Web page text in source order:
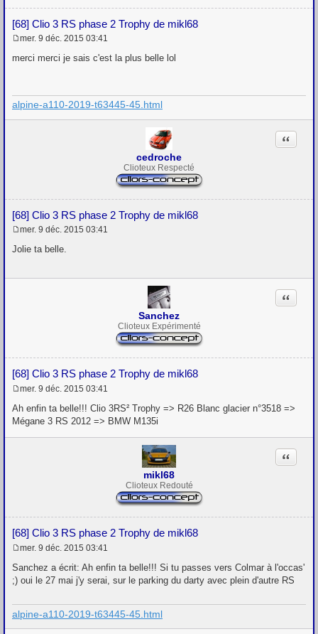
[68] Clio 3 RS phase 2 Trophy de mikl68
e
g
e
mer. 9 déc. 2015 03:41
merci merci je sais c'est la plus belle lol
alpine-a110-2019-t63445-45.html
cedroche
Clioteux Respecté
[68] Clio 3 RS phase 2 Trophy de mikl68
Citation
e
a
mer. 9 déc. 2015 03:41
Jolie ta belle.
Sanchez
Clioteux Expérimenté
[68] Clio 3 RS phase 2 Trophy de mikl68
Citation
e
s
s
a
mer. 9 déc. 2015 03:41
Ah enfin ta belle!!! Clio 3RS² Trophy => R26 Blanc glacier n°3518 =>
Mégane 3 RS 2012 => BMW M135i
mikl68
Clioteux Redouté
[68] Clio 3 RS phase 2 Trophy de mikl68
Citation
e
s
g
e
mer. 9 déc. 2015 03:41
Sanchez a écrit: Ah enfin ta belle!!! Si tu passes vers Colmar à l'occas'
;) oui le 27 mai j'y serai, sur le parking du darty avec plein d'autre RS
alpine-a110-2019-t63445-45.html